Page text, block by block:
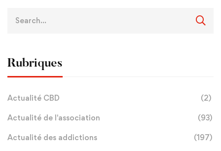
Rubriques
Actualité CBD (2)
Actualité de l'association (93)
Actualité des addictions (197)